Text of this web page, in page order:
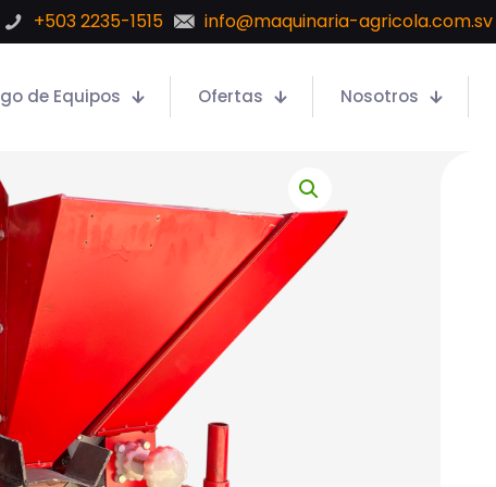
+503 2235-1515 info@maquinaria-agricola.com.sv
de Equipos Ofertas Nosotros